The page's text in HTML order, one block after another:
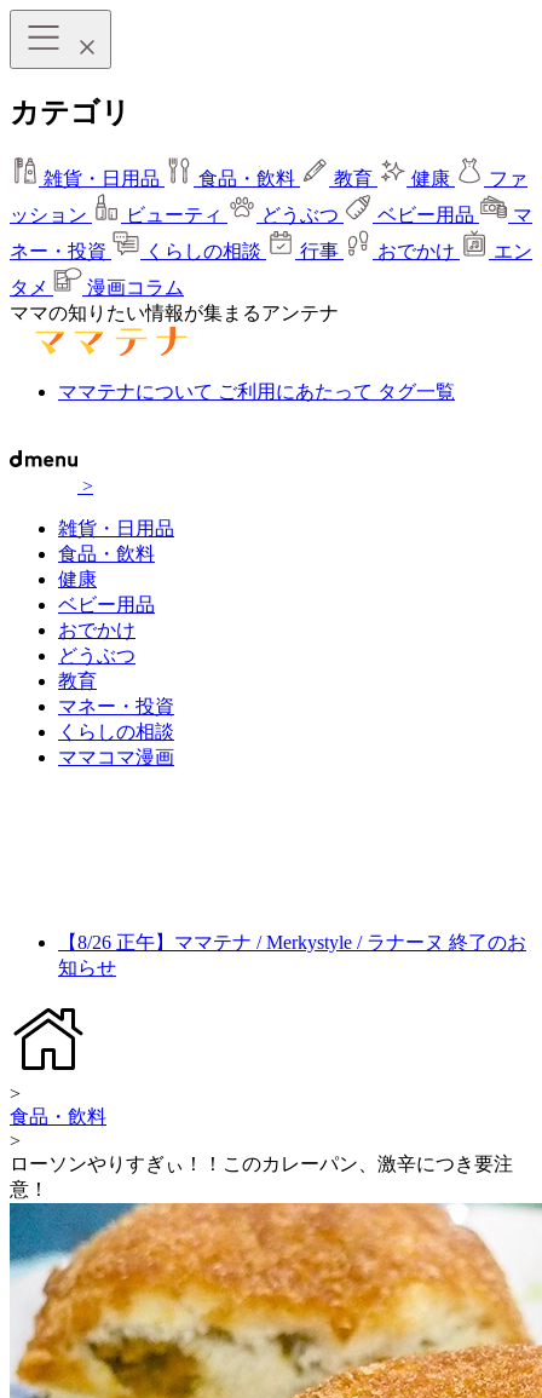
カテゴリ
雑貨・日用品 食品・飲料 教育 健康
ファ
ッション
ビューティ どうぶつ ベビー用品
マ
ネー・投資
くらしの相談 行事 おでかけ
エン
タメ
漫画コラム
ママの知りたい情報が集まるアンテナ
ママテナについて ご利用にあたって タグ一覧
>
雑貨・日用品
食品・飲料
健康
ベビー用品
おでかけ
どうぶつ
教育
マネー・投資
くらしの相談
ママコマ漫画
【8/26 正午】ママテナ / Merkystyle / ラナーヌ 終了のお
知らせ
>
食品・飲料
>
ローソンやりすぎぃ！！このカレーパン、激辛につき要注
意！